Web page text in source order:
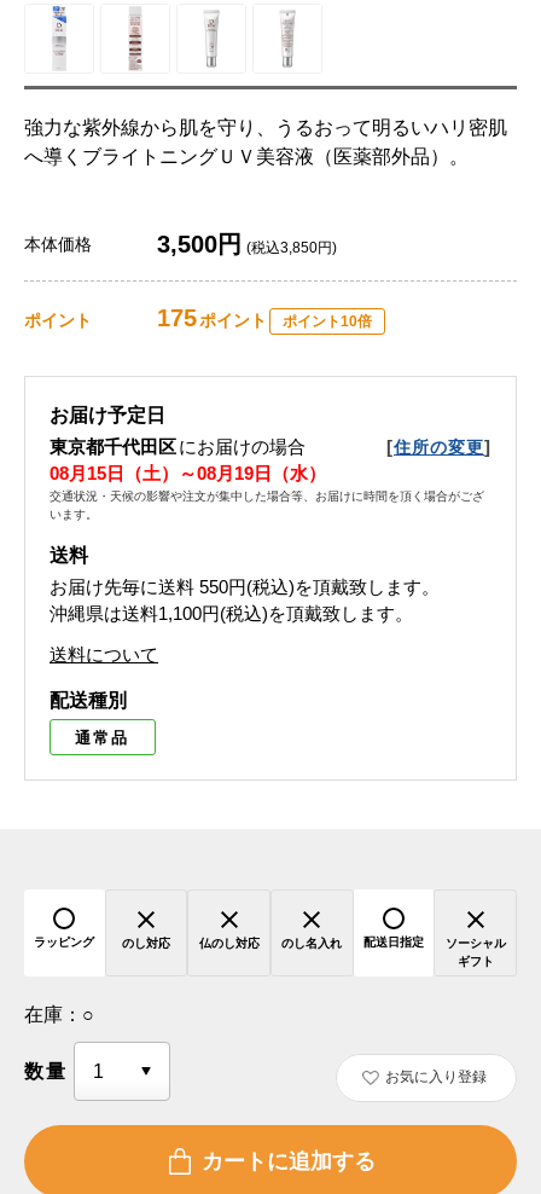
強力な紫外線から肌を守り、うるおって明るいハリ密肌
へ導くブライトニングＵＶ美容液（医薬部外品）。
本体価格 3,500円 (税込3,850円)
ポイント 175ポイント ポイント10倍
お届け予定日
東京都千代田区にお届けの場合 [住所の変更]
08月15日（土）～08月19日（水）
交通状況・天候の影響や注文が集中した場合等、お届けに時間を頂く場合がござ
います。
送料
お届け先毎に送料 550円(税込)を頂戴致します。
沖縄県は送料1,100円(税込)を頂戴致します。
送料について
配送種別
通常品
ラッピング のし対応 仏のし対応 のし名入れ 配送日指定
ソーシャル
ギフト
在庫： ○
数量 お気に入り登録